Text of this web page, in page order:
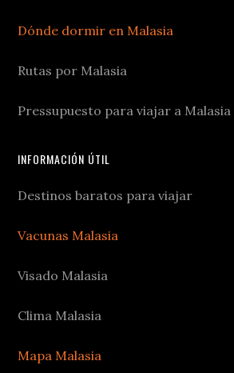
Dónde dormir en Malasia
Rutas por Malasia
Pressupuesto para viajar a Malasia
INFORMACIÓN ÚTIL
Destinos baratos para viajar
Vacunas Malasia
Visado Malasia
Clima Malasia
Mapa Malasia